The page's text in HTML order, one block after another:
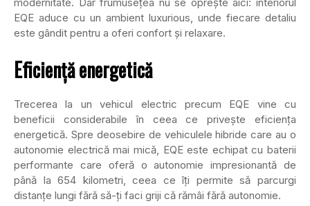
modernitate. Dar frumusețea nu se oprește aici: interiorul
EQE aduce cu un ambient luxurious, unde fiecare detaliu
este gândit pentru a oferi confort și relaxare.
Eficiență energetică
Trecerea la un vehicul electric precum EQE vine cu
beneficii considerabile în ceea ce privește eficiența
energetică. Spre deosebire de vehiculele hibride care au o
autonomie electrică mai mică, EQE este echipat cu baterii
performante care oferă o autonomie impresionantă de
până la 654 kilometri, ceea ce îți permite să parcurgi
distanțe lungi fără să-ți faci griji că rămâi fără autonomie.